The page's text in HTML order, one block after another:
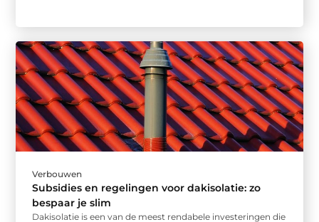
Verbouwen
Subsidies en regelingen voor dakisolatie: zo
bespaar je slim
Dakisolatie is een van de meest rendabele investeringen die